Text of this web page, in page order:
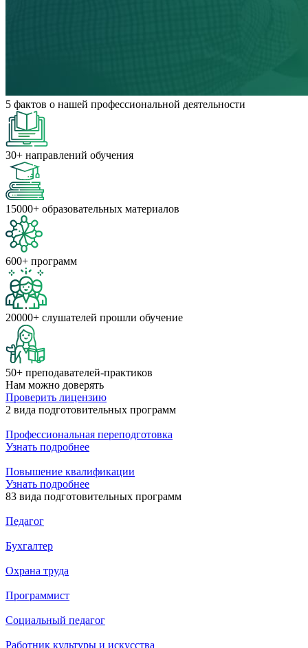
5 фактов о нашей профессиональной деятельности
30+ направлений обучения
15000+ образовательных материалов
600+ программ
20000+ слушателей прошли обучение
50+ преподавателей-практиков
Нам можно доверять
Проверить лицензию
2 вида подготовительных программ
Профессиональная переподготовка
Узнать подробнее
Повышение квалификации
Узнать подробнее
83 вида подготовительных программ
Педагог
Бухгалтер
Охрана труда
Программист
Социальный педагог
Работник культуры и искусства